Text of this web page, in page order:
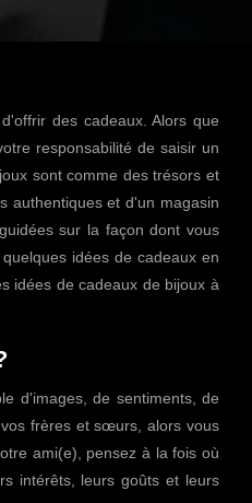
des cadeaux. Alors que
responsabilité de saisir un
sont comme des trésors et
authentiques et d'un magasin
sur la façon dont vous
idées de cadeaux en
idées de cadeaux de bijoux à
d'images, de sentiments, de
frères et sœurs, alors vous
ami(e), pensez à la fois où
intérêts, leurs goûts et leurs